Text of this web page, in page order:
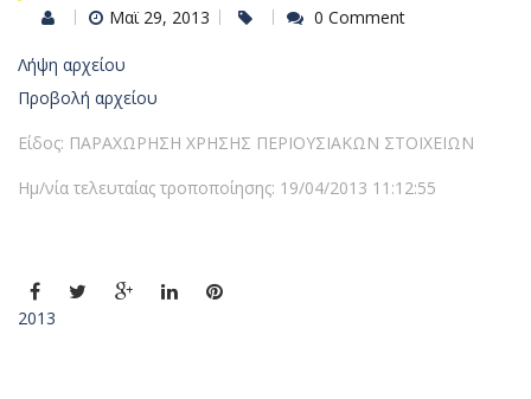
Μαϊ 29, 2013 0 Comment
Λήψη αρχείου
Προβολή αρχείου
Είδος: ΠΑΡΑΧΩΡΗΣΗ ΧΡΗΣΗΣ ΠΕΡΙΟΥΣΙΑΚΩΝ ΣΤΟΙΧΕΙΩΝ
Ημ/νία τελευταίας τροποποίησης: 19/04/2013 11:12:55
2013